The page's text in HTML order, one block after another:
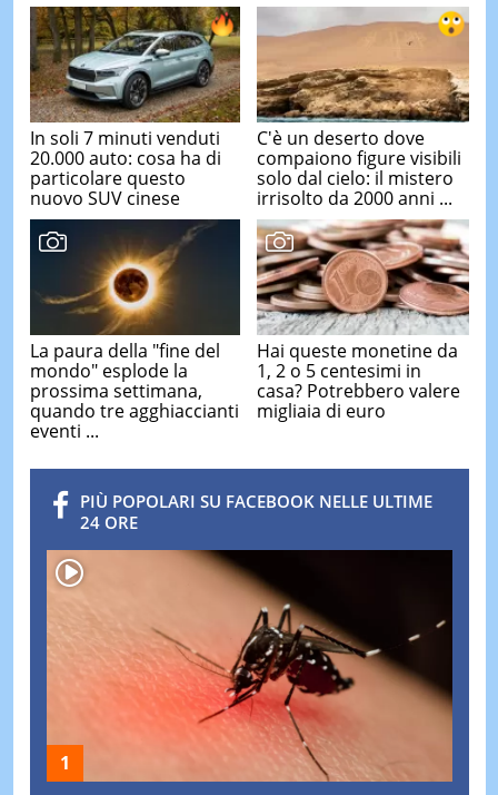
In soli 7 minuti venduti
20.000 auto: cosa ha di
particolare questo
nuovo SUV cinese
C'è un deserto dove
compaiono figure visibili
solo dal cielo: il mistero
irrisolto da 2000 anni ...
La paura della "fine del
mondo" esplode la
prossima settimana,
quando tre agghiaccianti
eventi ...
Hai queste monetine da
1, 2 o 5 centesimi in
casa? Potrebbero valere
migliaia di euro
PIÙ POPOLARI SU FACEBOOK NELLE ULTIME
24 ORE